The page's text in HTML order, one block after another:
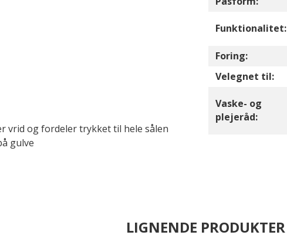
vrid og fordeler trykket til hele sålen
gulve
Funktionalitet:
Foring:
Velegnet til:
Vaske- og
plejeråd:
LIGNENDE PRODUKTER